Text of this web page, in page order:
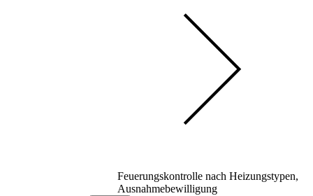
Feuerungskontrolle nach Heizungstypen,
Ausnahmebewilligung